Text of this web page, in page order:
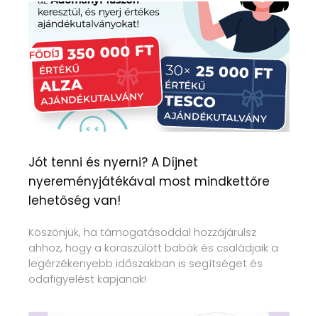
Jót tenni és nyerni? A Díjnet
nyereményjátékával most mindkettőre
lehetőség van!
Köszönjük, ha támogatásoddal hozzájárulsz
ahhoz, hogy a koraszülött babák és családjaik a
legérzékenyebb időszakban is segítséget és
odafigyelést kapjanak!